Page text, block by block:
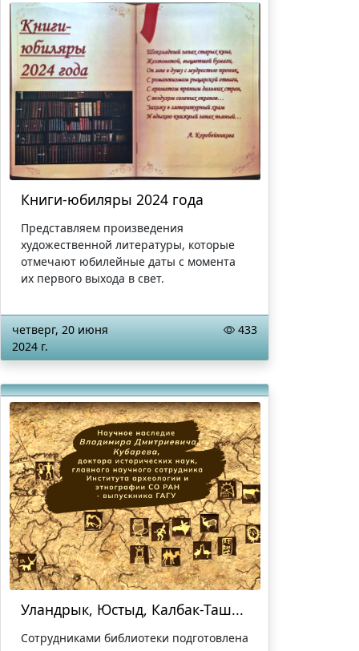
Книги-юбиляры 2024 года
Представляем произведения
художественной литературы, которые
отмечают юбилейные даты с момента
их первого выхода в свет.
четверг, 20 июня
2024 г.
433
Уландрык, Юстыд, Калбак-Таш...
Сотрудниками библиотеки подготовлена